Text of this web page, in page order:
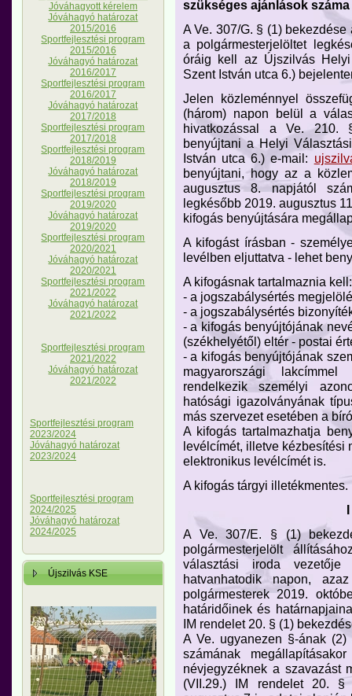
Jóváhagyott kérelem
Jóváhagyó határozat
2015/2016
Sportfejlesztési program
2015/2016
Jóváhagyó határozat
2016/2017
Sportfejlesztési program
2016/2017
Jóváhagyó határozat
2017/2018
Sportfejlesztési program
2017/2018
Sportfejlesztési program
2018/2019
Jóváhagyó határozat
2018/2019
Sportfejlesztési program
2019/2020
Jóváhagyó határozat
2019/2020
Sportfejlesztési program
2020/2021
Jóváhagyó határozat
2020/2021
Sportfejlesztési program
2021/2022
Jóváhagyó határozat
2021/2022
Sportfejlesztési program
2021/2022
Jóváhagyó határozat
2021/2022
Sportfejlesztési program
2023/2024
Jóváhagyó határozat
2023/2024
Sportfejlesztési program
2024/2025
Jóváhagyó határozat
2024/2025
Újszilvás KSE
szükséges ajánlások
A Ve. 307/G. § (1)
a polgármesterjelöltet
óráig kell az Újszilvás
Szent István utca 6.)
Jelen közleménnyel
(három) napon belül a
hivatkozással a Ve. 210.
benyújtani a Helyi
István utca 6.) e-mail:
benyújtani, hogy az a
augusztus 8. napjától
legkésőbb 2019. augusztus
kifogás benyújtására
A kifogást írásban -
levélben eljuttatva - lehet
A kifogásnak tartalmaznia kell:
- a jogszabálysértés
- a jogszabálysértés
- a kifogás benyújtójának
(székhelyétől) eltér - postai
- a kifogás benyújtójának
magyarországi
rendelkezik személyi
hatósági igazolványának
más szervezet esetében a
A kifogás tartalmazhatja
levélcímét, illetve kézbesítési
elektronikus levélcímét is.
A kifogás tárgyi illetékmentes.
A Ve. 307/E. § (1)
polgármesterjelölt
választási iroda
hatvanhatodik napon,
polgármesterek 2019.
határidőinek és
IM rendelet 20. § (1)
A Ve. ugyanezen §-ának
számának
névjegyzéknek a szavazást
(VII.29.) IM rendelet 20. §